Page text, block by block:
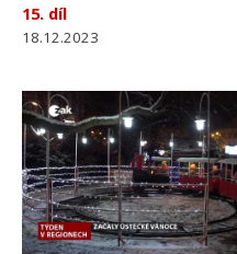
15. díl
18.12.2023